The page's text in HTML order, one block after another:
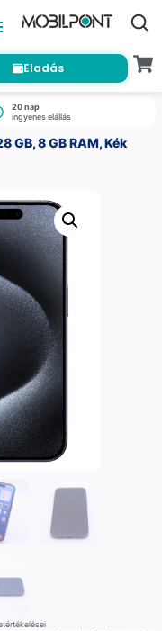
Eladás
20 nap
ingyenes elállás
GB, 8 GB RAM, Kék